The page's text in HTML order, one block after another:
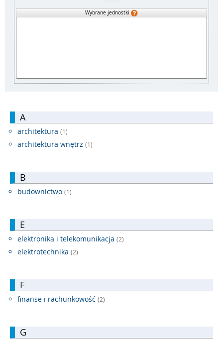
Wybrane jednostki
A
architektura (1)
architektura wnętrz (1)
B
budownictwo (1)
E
elektronika i telekomunikacja (2)
elektrotechnika (2)
F
finanse i rachunkowość (2)
G